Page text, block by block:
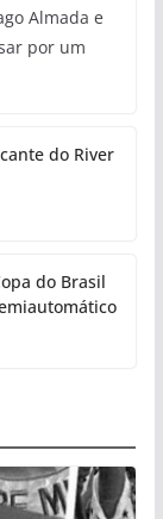
Almada e
por um
do River
do Brasil